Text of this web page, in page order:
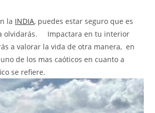
la INDIA, puedes estar seguro que es
olvidarás. Impactara en tu interior
a valorar la vida de otra manera, en
de los mas caóticos en cuanto a
se refiere.